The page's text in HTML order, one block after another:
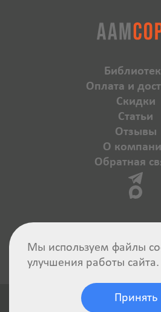
Оплата и
Скидки
Статьи
Отзывы
О
Обратная
Мы используем файлы
улучшения работы сайта.
Принять